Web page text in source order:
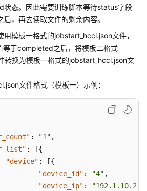
态。因此需要训练脚本等待status字段
，再去读取文件的剩余内容。
用模板一格式的jobstart_hccl.json文件，
等于completed之后，将模板二格式
转换为模板一格式的jobstart_hccl.json文
文件格式（模板一）示例：
: "1" ,
: [{
"device" : [{
"device_id" : "4" ,
"device_ip" :